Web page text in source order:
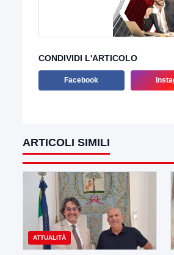
CONDIVIDI L'ARTICOLO
Facebook
ARTICOLI SIMILI
ATTUALITÀ